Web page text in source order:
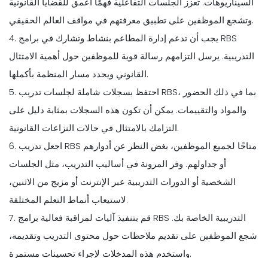
وتشجع الموظفين على تطبيق معرفتهم في مواقف العالم الحقيقي.
4. يجب أن تدعم إدارة المطاعم بنشاط وتشارك في برامج RBS
التدريبية. يرسل التزامهم رسالة قوية للموظفين حول أهمية الامتثال
القانوني ويحدد مسار المنظمة بأكملها.
5. احتفظ بسجلات شاملة لجلسات تدريب RBS، بما في ذلك الحضور
والمواد والتقييمات. يمكن أن تكون هذه السجلات بمثابة دليل على
التزامك بالامتثال في حالات النزاعات القانونية.
6. اجعل تدريب RBS متاحًا لجميع الموظفين، بغض النظر عن أدوارهم
أو جداولهم. وفر المرونة في أساليب التدريب، مثل الجلسات
الشخصية أو الدورات التدريبية عبر الإنترنت أو مزيج من الاثنين،
لاستيعاب أنماط التعلم المختلفة.
7. قم بتنفيذ آليات لمراقبة فعالية برامج RBS التدريبية الخاصة بك.
شجع الموظفين على تقديم ملاحظات حول محتوى التدريب وتقديمه،
واستخدم هذه المدخلات لإجراء تحسينات مستمرة.